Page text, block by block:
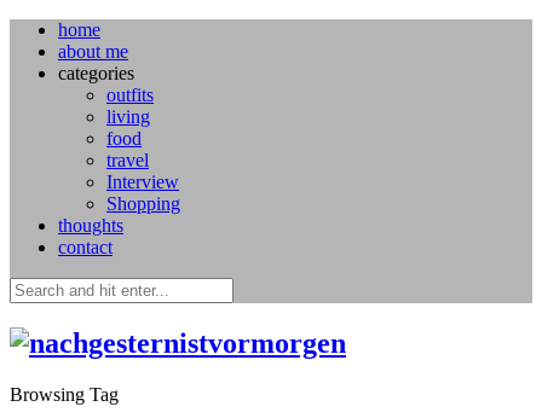
home
about me
categories
outfits
living
food
travel
Interview
Shopping
thoughts
contact
Browsing Tag